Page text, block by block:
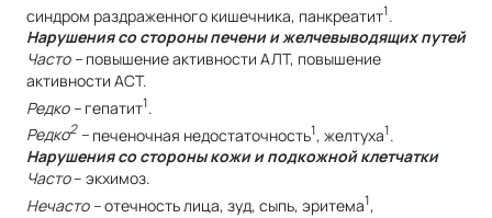
синдром раздраженного кишечника, панкреатит1.
Нарушения со стороны печени и желчевыводящих путей
Часто – повышение активности АЛТ, повышение
активности ACT.
Редко – гепатит1.
Редко2– печеночная недостаточность1, желтуха1.
Нарушения со стороны кожи и подкожной клетчатки
Часто– экхимоз.
Нечасто –отечность лица, зуд, сыпь, эритема1,